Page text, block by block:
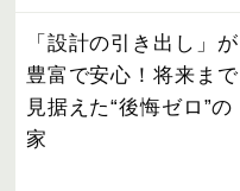
「設計の引き出し」が
豊富で安心！将来まで
見据えた“後悔ゼロ”の
家